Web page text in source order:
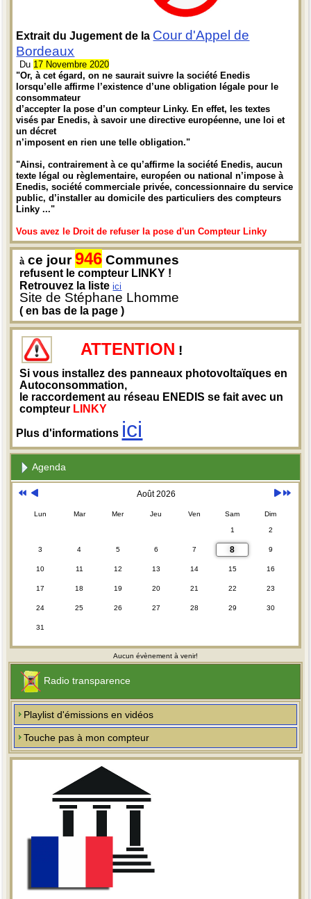
Extrait du Jugement de la Cour d'Appel de
Bordeaux
Du 17 Novembre 2020
"Or, à cet égard, on ne saurait suivre la société Enedis
lorsqu’elle affirme l’existence d’une obligation légale pour le
consommateur
d’accepter la pose d’un compteur Linky. En effet, les textes
visés par Enedis, à savoir une directive européenne, une loi et
un décret
n’imposent en rien une telle obligation."
"Ainsi, contrairement à ce qu’affirme la société Enedis, aucun
texte légal ou règlementaire, européen ou national n’impose à
Enedis, société commerciale privée, concessionnaire du service
public, d’installer au domicile des particuliers des compteurs
Linky ..."
Vous avez le Droit de refuser la pose d'un Compteur Linky
à ce jour946 Communes
refusent le compteur LINKY !
Retrouvez la listeici
Site de Stéphane Lhomme
( en bas de la page )
ATTENTION !
Si vous installez des panneaux photovoltaïques en
Autoconsommation,
le raccordement au réseau ENEDIS se fait avec un
compteur LINKY
Plus d'informations ici
Agenda
Août 2026
Lun Mar Mer Jeu Ven Sam Dim
1 2
3 4 5 6 7 8 9
10 11 12 13 14 15 16
17 18 19 20 21 22 23
24 25 26 27 28 29 30
31
Aucun évènement à venir!
Radio transparence
Playlist d'émissions en vidéos
Touche pas à mon compteur